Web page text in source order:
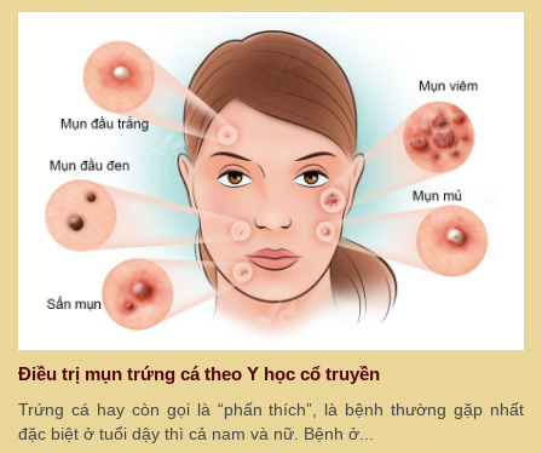
Điều trị mụn trứng cá theo Y học cổ truyền
Trứng cá hay còn gọi là “phấn thích”, là bệnh thường gặp nhất
đặc biệt ở tuổi dậy thì cả nam và nữ. Bệnh ở...